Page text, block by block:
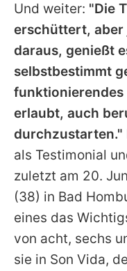
Und weiter: "Die
erschüttert, aber
daraus, genießt
selbstbestimmt
erlaubt, auch
durchzustarten."
als Testimonial
zuletzt am 20.
(38) in Bad
eines das
von acht, sechs
sie in Son Vida,